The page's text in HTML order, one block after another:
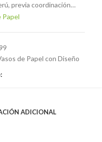
previa coordinación…
de Papel con Diseño
ADICIONAL